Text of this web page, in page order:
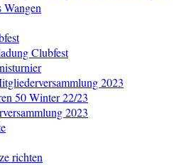
Wangen
Clubfest
2023
50 Winter 22/23
2023
richten